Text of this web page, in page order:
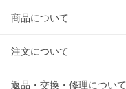
商品について
注文について
返品・交換・修理について